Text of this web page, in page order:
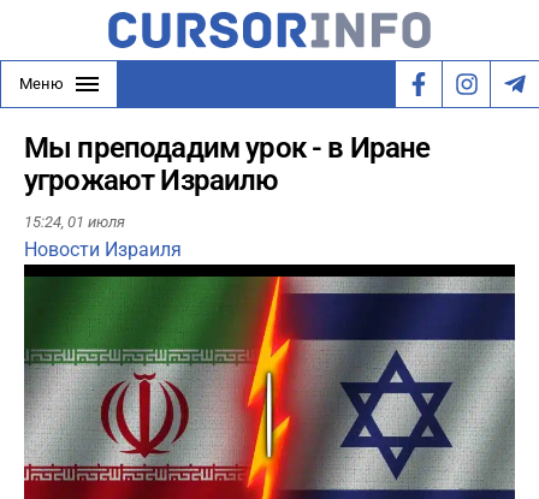
Меню
Мы преподадим урок - в Иране
угрожают Израилю
15:24, 01 июля
Новости Израиля
Play